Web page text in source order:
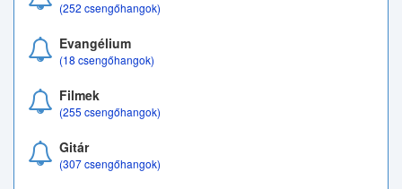
(252 csengőhangok)
Evangélium
(18 csengőhangok)
Filmek
(255 csengőhangok)
Gitár
(307 csengőhangok)